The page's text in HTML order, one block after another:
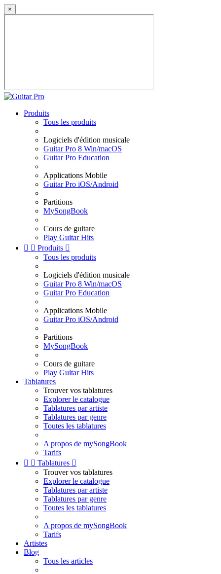
×
Produits
Tous les produits
Logiciels d'édition musicale
Guitar Pro 8 Win/macOS
Guitar Pro Education
Applications Mobile
Guitar Pro iOS/Android
Partitions
MySongBook
Cours de guitare
Play Guitar Hits
  Produits 
Tous les produits
Logiciels d'édition musicale
Guitar Pro 8 Win/macOS
Guitar Pro Education
Applications Mobile
Guitar Pro iOS/Android
Partitions
MySongBook
Cours de guitare
Play Guitar Hits
Tablatures
Trouver vos tablatures
Explorer le catalogue
Tablatures par artiste
Tablatures par genre
Toutes les tablatures
A propos de mySongBook
Tarifs
  Tablatures 
Trouver vos tablatures
Explorer le catalogue
Tablatures par artiste
Tablatures par genre
Toutes les tablatures
A propos de mySongBook
Tarifs
Artistes
Blog
Tous les articles